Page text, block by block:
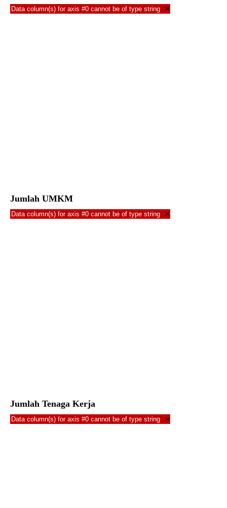
Data column(s) for axis #0 cannot be of type string ×
Jumlah UMKM
Data column(s) for axis #0 cannot be of type string ×
Jumlah Tenaga Kerja
Data column(s) for axis #0 cannot be of type string ×